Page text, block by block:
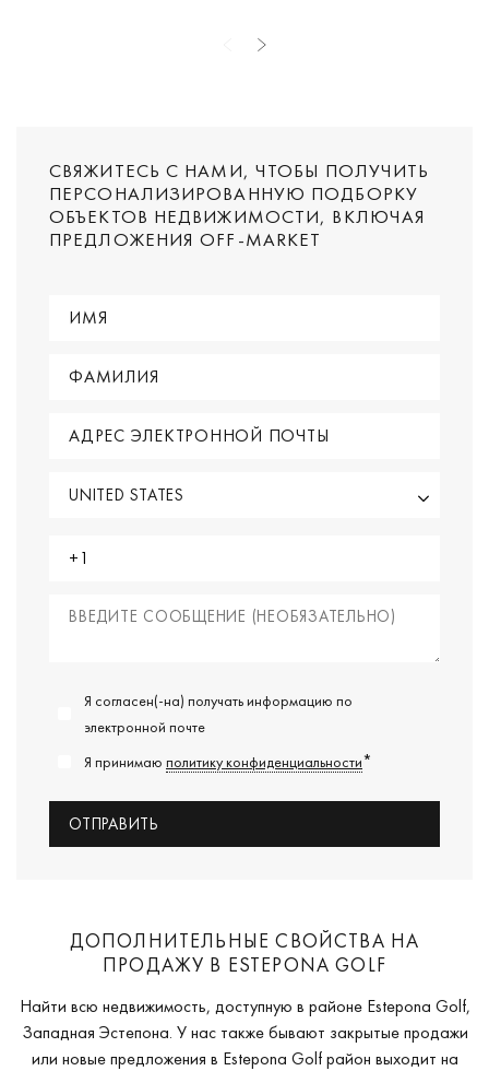
СВЯЖИТЕСЬ С НАМИ, ЧТОБЫ ПОЛУЧИТЬ
ПЕРСОНАЛИЗИРОВАННУЮ ПОДБОРКУ
ОБЪЕКТОВ НЕДВИЖИМОСТИ, ВКЛЮЧАЯ
ПРЕДЛОЖЕНИЯ OFF-MARKET
Я согласен(-на) получать информацию по
электронной почте
Я принимаю политику конфиденциальности*
ДОПОЛНИТЕЛЬНЫЕ СВОЙСТВА НА
ПРОДАЖУ В ESTEPONA GOLF
Найти всю недвижимость, доступную в районе Estepona Golf,
Западная Эстепона. У нас также бывают закрытые продажи
или новые предложения в Estepona Golf район выходит на